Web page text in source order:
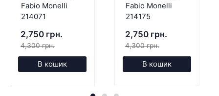
Fabio Monelli
214071
2,750 грн.
4,300 грн.
В кошик
Fabio Monelli
214175
2,750 грн.
4,300 грн.
В кошик